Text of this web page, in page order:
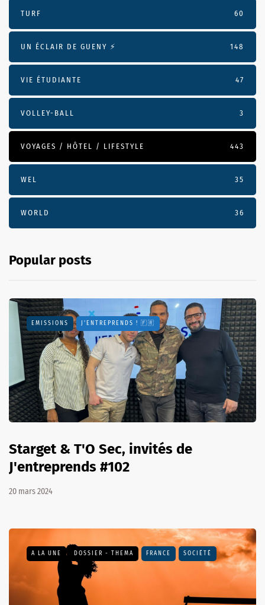
TURF 60
UN ÉCLAIR DE GUENY ⚡️ 148
VIE ÉTUDIANTE 47
VOLLEY-BALL 3
VOYAGES / HÔTEL / LIFESTYLE 443
WEL 35
WORLD 36
Popular posts
EMISSIONS J'ENTREPRENDS ! 🇫🇷
Starget & T'O Sec, invités de
J'entreprends #102
20 mars 2024
A LA UNE DOSSIER - THEMA FRANCE SOCIÉTÉ